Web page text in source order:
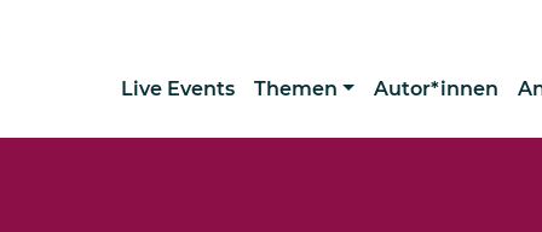
Live Events Themen Autor*innen